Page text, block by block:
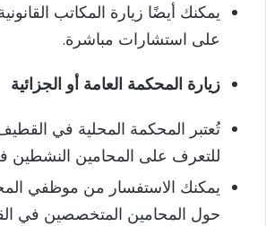
يمكنك أيضًا زيارة المكاتب
على استشارات مباشرة.
زيارة المحكمة العامة أو الجزائية
تُعتبر المحكمة المحلية في
للتعرف على المحامين النشطين
يمكنك الاستفسار من موظفي
حول المحامين المتخصصين في